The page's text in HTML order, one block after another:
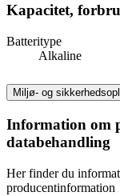
Kapacitet,
Batteritype
Alkaline
Miljø- og
Information om
databehandling
Her finder du
producentinformation